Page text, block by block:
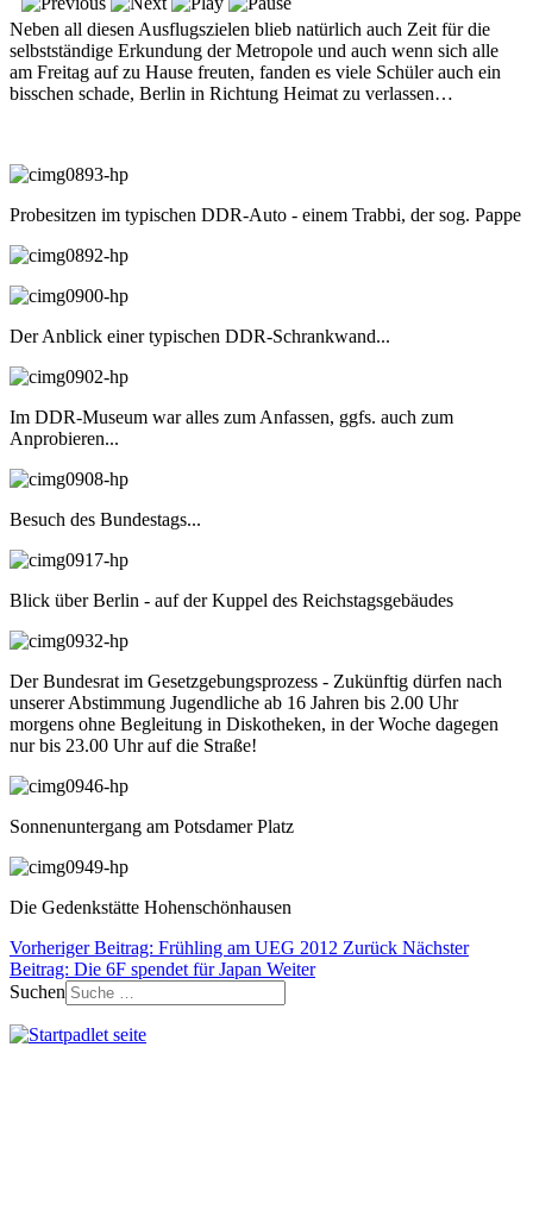
Neben all diesen Ausflugszielen blieb natürlich auch Zeit für die
selbstständige Erkundung der Metropole und auch wenn sich alle
am Freitag auf zu Hause freuten, fanden es viele Schüler auch ein
bisschen schade, Berlin in Richtung Heimat zu verlassen…
Probesitzen im typischen DDR-Auto - einem Trabbi, der sog. Pappe
Der Anblick einer typischen DDR-Schrankwand...
Im DDR-Museum war alles zum Anfassen, ggfs. auch zum
Anprobieren...
Besuch des Bundestags...
Blick über Berlin - auf der Kuppel des Reichstagsgebäudes
Der Bundesrat im Gesetzgebungsprozess - Zukünftig dürfen nach
unserer Abstimmung Jugendliche ab 16 Jahren bis 2.00 Uhr
morgens ohne Begleitung in Diskotheken, in der Woche dagegen
nur bis 23.00 Uhr auf die Straße!
Sonnenuntergang am Potsdamer Platz
Die Gedenkstätte Hohenschönhausen
Vorheriger Beitrag: Frühling am UEG 2012 Zurück Nächster
Beitrag: Die 6F spendet für Japan Weiter
Suchen